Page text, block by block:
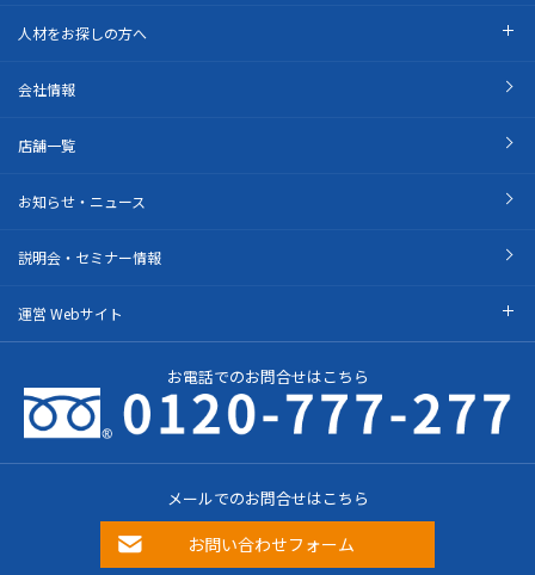
人材をお探しの方へ
会社情報
店舗一覧
お知らせ・ニュース
説明会・セミナー情報
運営 Webサイト
お電話でのお問合せはこちら
メールでのお問合せはこちら
お問い合わせフォーム